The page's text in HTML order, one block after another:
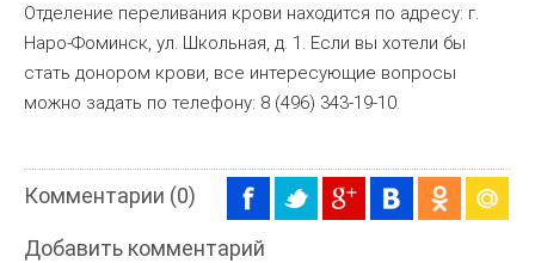
Отделение переливания крови находится по адресу: г.
Наро-Фоминск, ул. Школьная, д. 1. Если вы хотели бы
стать донором крови, все интересующие вопросы
можно задать по телефону: 8 (496) 343-19-10.
Комментарии (0)
Добавить комментарий